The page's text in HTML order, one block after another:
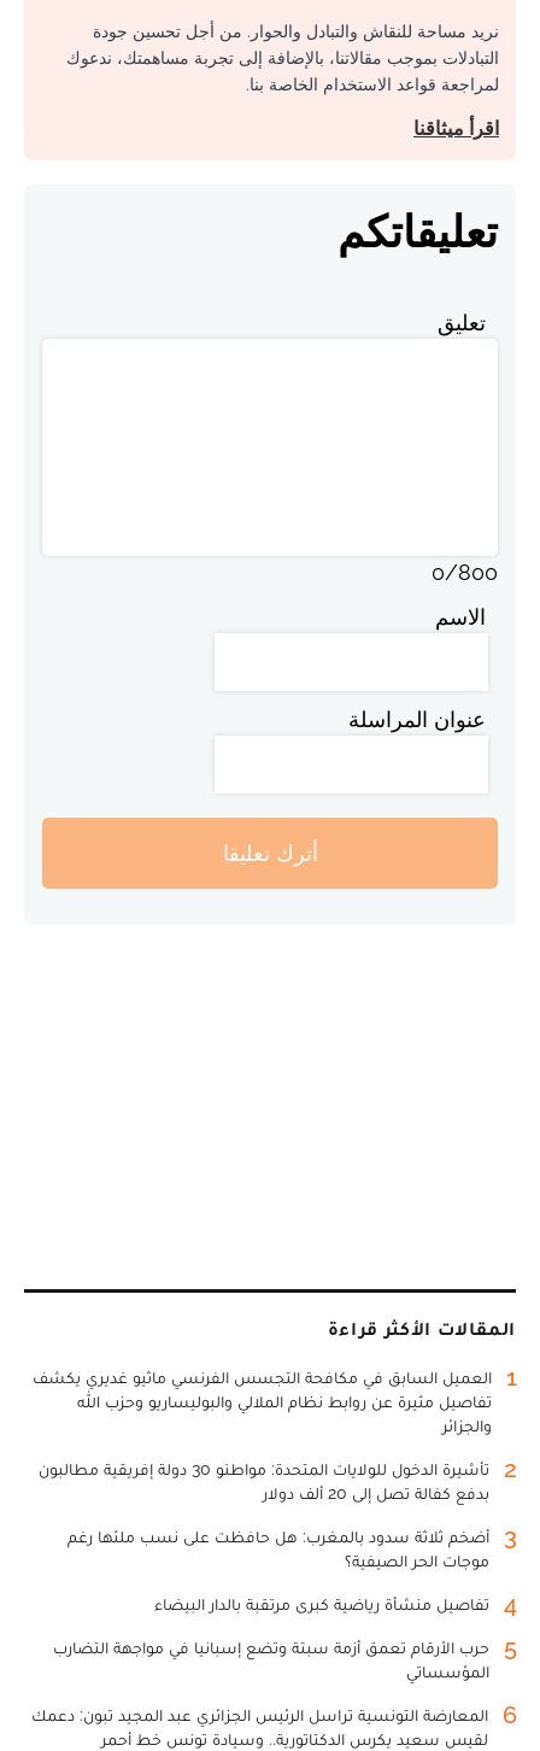
نريد مساحة للنقاش والتبادل والحوار. من أجل تحسين جودة
التبادلات بموجب مقالاتنا، بالإضافة إلى تجربة مساهمتك، ندعوك
لمراجعة قواعد الاستخدام الخاصة بنا.
اقرأ ميثاقنا
تعليقاتكم
تعليق
0/800
الاسم
عنوان المراسلة
أترك تعليقا
المقالات الأكثر قراءة
1
العميل السابق في مكافحة التجسس الفرنسي ماثيو غديري يكشف
تفاصيل مثيرة عن روابط نظام الملالي والبوليساريو وحزب الله
والجزائر
2
تأشيرة الدخول للولايات المتحدة: مواطنو 30 دولة إفريقية مطالبون
بدفع كفالة تصل إلى 20 ألف دولار
3
أضخم ثلاثة سدود بالمغرب: هل حافظت على نسب ملئها رغم
موجات الحر الصيفية؟
4 تفاصيل منشأة رياضية كبرى مرتقبة بالدار البيضاء
5
حرب الأرقام تعمق أزمة سبتة وتضع إسبانيا في مواجهة التضارب
المؤسساتي
6
المعارضة التونسية تراسل الرئيس الجزائري عبد المجيد تبون: دعمك
لقيس سعيد يكرس الدكتاتورية.. وسيادة تونس خط أحمر